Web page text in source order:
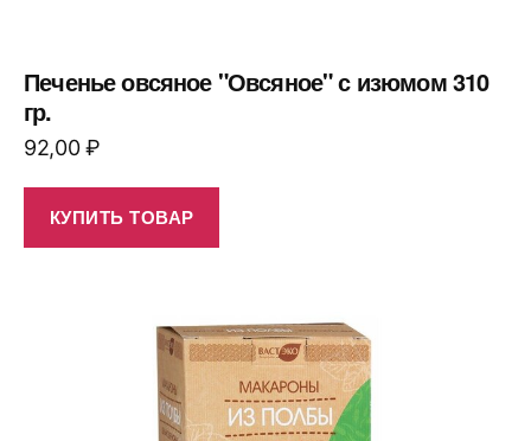
Печенье овсяное "Овсяное" с изюмом 310
гр.
92,00₽
КУПИТЬ ТОВАР